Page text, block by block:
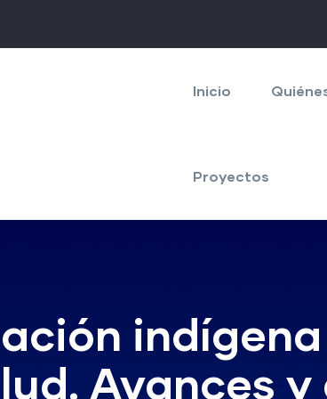
principal
Inicio
Proyectos
Avances